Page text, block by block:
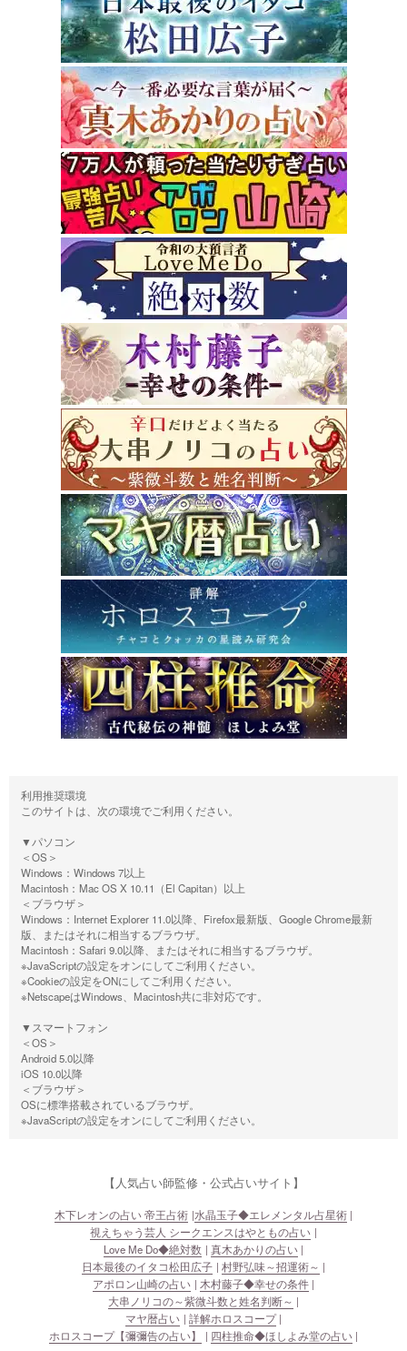
利用推奨環境
このサイトは、次の環境でご利用ください。
▼パソコン
＜OS＞
Windows：Windows 7以上
Macintosh：Mac OS X 10.11（El Capitan）以上
＜ブラウザ＞
Windows：Internet Explorer 11.0以降、Firefox最新版、Google Chrome最新
版、またはそれに相当するブラウザ。
Macintosh：Safari 9.0以降、またはそれに相当するブラウザ。
※JavaScriptの設定をオンにしてご利用ください。
※Cookieの設定をONにしてご利用ください。
※NetscapeはWindows、Macintosh共に非対応です。
▼スマートフォン
＜OS＞
Android 5.0以降
iOS 10.0以降
＜ブラウザ＞
OSに標準搭載されているブラウザ。
※JavaScriptの設定をオンにしてご利用ください。
【人気占い師監修・公式占いサイト】
木下レオンの占い 帝王占術 水晶玉子◆エレメンタル占星術
視えちゃう芸人 シークエンスはやともの占い
Love Me Do◆絶対数
真木あかりの占い
日本最後のイタコ松田広子
村野弘味～招運術～
アポロン山崎の占い
木村藤子◆幸せの条件
大串ノリコの～紫微斗数と姓名判断～
マヤ暦占い
詳解ホロスコープ
ホロスコープ【彌彌告の占い】
四柱推命◆ほしよみ堂の占い